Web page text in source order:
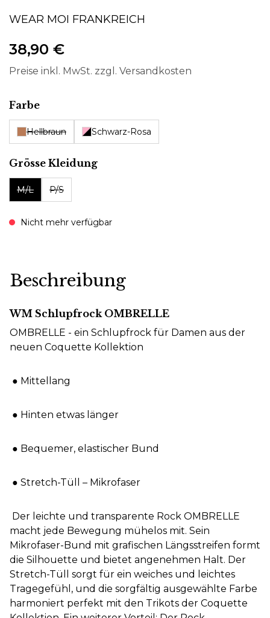
WEAR MOI FRANKREICH
38,90 €
Preise inkl. MwSt. zzgl. Versandkosten
Farbeauswählen
Hellbraun Schwarz-Rosa
Grösse Kleidungauswählen
M/L P/S
Nicht mehr verfügbar
Beschreibung
WM Schlupfrock OMBRELLE
OMBRELLE - ein Schlupfrock für Damen aus der
neuen Coquette Kollektion
● Mittellang
● Hinten etwas länger
● Bequemer, elastischer Bund
● Stretch-Tüll – Mikrofaser
Der leichte und transparente Rock OMBRELLE
macht jede Bewegung mühelos mit. Sein
Mikrofaser-Bund mit grafischen Längsstreifen formt
die Silhouette und bietet angenehmen Halt. Der
Stretch-Tüll sorgt für ein weiches und leichtes
Tragegefühl, und die sorgfältig ausgewählte Farbe
harmoniert perfekt mit den Trikots der Coquette